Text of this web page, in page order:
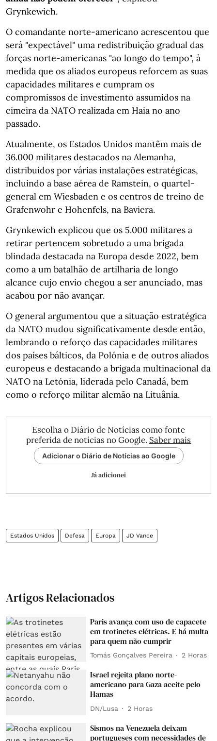
Grynkewich.
O comandante norte-americano acrescentou que
será "expectável" uma redistribuição gradual das
forças norte-americanas "ao longo do tempo", à
medida que os aliados europeus reforcem as suas
capacidades militares e cumpram os
compromissos de investimento assumidos na
cimeira da NATO realizada em Haia no ano
passado.
Atualmente, os Estados Unidos mantêm mais de
36.000 militares destacados na Alemanha,
distribuídos por várias instalações estratégicas,
incluindo a base aérea de Ramstein, o quartel-
general em Wiesbaden e os centros de treino de
Grafenwohr e Hohenfels, na Baviera.
Grynkewich explicou que os 5.000 militares a
retirar pertencem sobretudo a uma brigada
blindada destacada na Europa desde 2022, bem
como a um batalhão de artilharia de longo
alcance cujo envio chegou a ser anunciado, mas
acabou por não avançar.
O general argumentou que a situação estratégica
da NATO mudou significativamente desde então,
lembrando o reforço das capacidades militares
dos países bálticos, da Polónia e de outros aliados
europeus e destacando a brigada multinacional da
NATO na Letónia, liderada pelo Canadá, bem
como o reforço militar alemão na Lituânia.
Escolha o Diário de Notícias como fonte
preferida de notícias no Google. Saber mais
Adicionar o Diário de Notícias ao Google
Já adicionei
Estados Unidos Defesa Europa JD Vance
Artigos Relacionados
Paris avança com uso de capacete
em trotinetes elétricas. E há multa
para quem não cumprir
Tomás Gonçalves Pereira 2 Horas
Israel rejeita plano norte-
americano para Gaza aceite pelo
Hamas
DN/Lusa 2 Horas
Sismos na Venezuela deixam
portugueses com necessidades de